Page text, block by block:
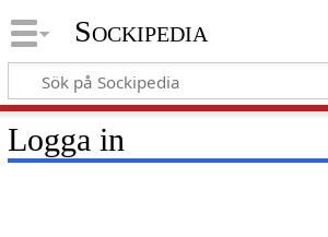
Sockipedia
Logga in